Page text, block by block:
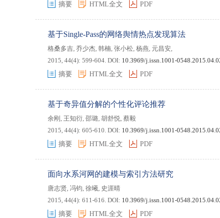
摘要
HTML全文 PDF
基于Single-Pass的网络舆情热点发现算法
格桑多吉, 乔少杰, 韩楠, 张小松, 杨燕, 元昌安,
2015, 44(4): 599-604. DOI: 10.3969/j.issn.1001-
摘要
HTML全文 PDF
基于奇异值分解的个性化评论推荐
余刚 , 王知衍, 邵璐, 胡舒悦, 蔡毅
2015, 44(4): 605-610. DOI: 10.3969/j.issn.1001-
摘要
HTML全文 PDF
面向水系河网的建模与索引方法研究
唐志贤, 冯钧, 徐曦, 史涯晴
2015, 44(4): 611-616. DOI: 10.3969/j.issn.1001-
摘要
HTML全文 PDF